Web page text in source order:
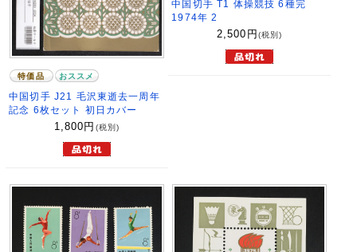
特価品 おススメ
中国切手 J21 毛沢東逝去一周年
記念 6枚セット 初日カバー
1,800 円 (税別)
中国切手 T1 体操競技 6種完
1974年 2
2,500 円 (税別)